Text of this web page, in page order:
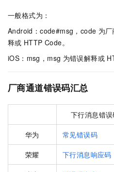
一般格式为：
Android：code#msg，code 为
释或 HTTP Code。
iOS：msg，msg 为错误解释或
厂商通道错误码汇总
下行消息错
华为 常见错误码
荣耀 下行消息响应码